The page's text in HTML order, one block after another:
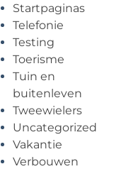
Startpaginas
Telefonie
Testing
Toerisme
Tuin en
buitenleven
Tweewielers
Uncategorized
Vakantie
Verbouwen